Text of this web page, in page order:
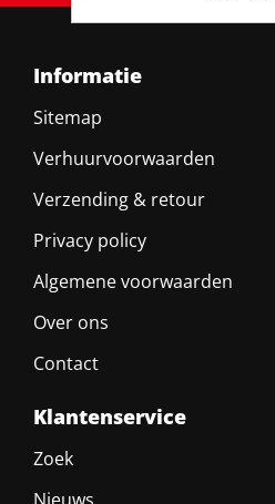
Informatie
Sitemap
Verhuurvoorwaarden
Verzending & retour
Privacy policy
Algemene voorwaarden
Over ons
Contact
Klantenservice
Zoek